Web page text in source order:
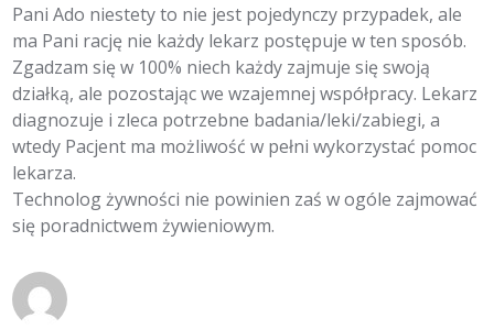
Pani Ado niestety to nie jest pojedynczy przypadek, ale
ma Pani rację nie każdy lekarz postępuje w ten sposób.
Zgadzam się w 100% niech każdy zajmuje się swoją
działką, ale pozostając we wzajemnej współpracy. Lekarz
diagnozuje i zleca potrzebne badania/leki/zabiegi, a
wtedy Pacjent ma możliwość w pełni wykorzystać pomoc
lekarza.
Technolog żywności nie powinien zaś w ogóle zajmować
się poradnictwem żywieniowym.